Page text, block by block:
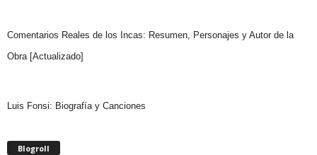
Comentarios Reales de los Incas: Resumen, Personajes y Autor de la
Obra [Actualizado]
Luis Fonsi: Biografía y Canciones
Blogroll